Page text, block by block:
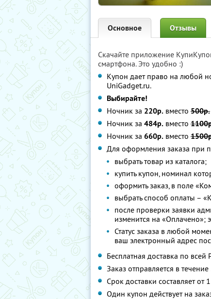
Основное Отзывы
Скачайте приложение
смартфона. Это удобно :)
Купон дает право на любой
UniGadget.ru.
Выбирайте!
Ночник за 220р. вместо 500р.
Ночник за 484р. вместо
Ночник за 660р. вместо
Для оформления заказа при
выбрать товар из каталога;
купить купон, номинал
оформить заказ, в поле
выбрать способ оплаты –
после проверки заявки
изменится на «Оплачено»;
Статус заказа в любой
ваш электронный адрес
Бесплатная доставка по всей
Заказ отправляется в
Срок доставки составляет
Один купон действует на